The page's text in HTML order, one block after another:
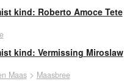
kind: Roberto Amoce Tete
kind: Vermissing Miroslaw
Maas> Maasbree